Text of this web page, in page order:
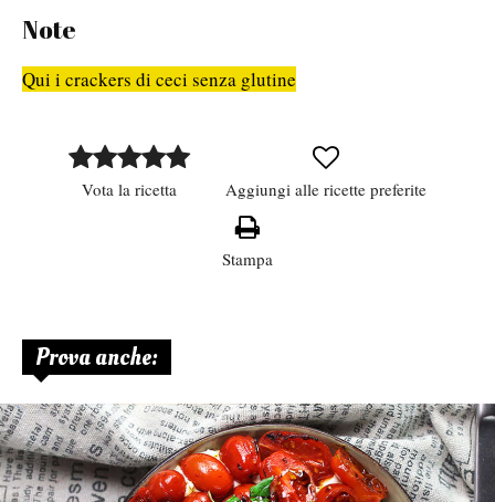
Note
Qui i crackers di ceci senza glutine
Vota la ricetta Aggiungi alle ricette preferite
Stampa
Prova anche: